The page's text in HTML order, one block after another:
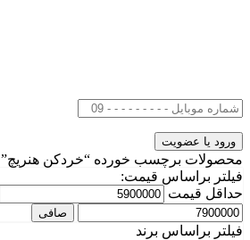
محصولات برچسب خورده “خردکن هنریچ”
فیلتر براساس قیمت:
حداقل قیمت
صافی
فیلتر براساس برند